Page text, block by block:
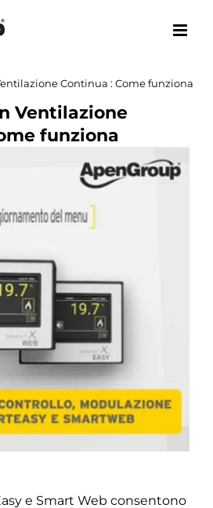
Continua : Come funziona
Ventilazione
funziona
e Smart Web consentono